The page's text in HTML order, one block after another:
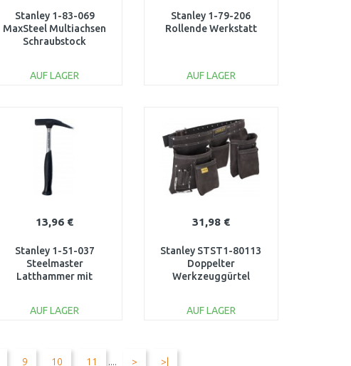
Stanley 1-83-069
MaxSteel Multiachsen
Schraubstock
AUF LAGER
Vergleichen
Stanley 1-79-206
Rollende Werkstatt
AUF LAGER
Vergleichen
13,96 €
Stanley 1-51-037
Steelmaster
Latthammer mit
AUF LAGER
31,98 €
Stanley STST1-80113
Doppelter
Werkzeuggürtel
AUF LAGER
9 10 11 .... > >|